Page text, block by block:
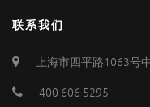
联系我们
上海市四平路1063号
400 606 5295